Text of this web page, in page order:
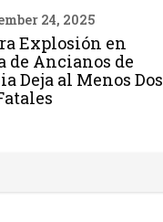
24, 2025
Explosión en
de Ancianos de
Deja al Menos Dos